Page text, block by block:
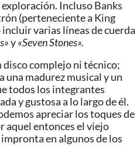
Incluso Banks
(perteneciente a King
varias líneas de cuerda
y«Seven Stones».
disco complejo ni técnico;
una madurez musical y un
todos los integrantes
y gustosa a lo largo de él.
apreciar los toques de
aquel entonces el viejo
en algunos de los